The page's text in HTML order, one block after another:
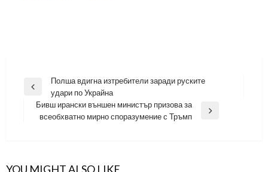
Навигация
Previous
Post
Полша вдигна изтребители заради руските
удари по Украйна
Next
Бивш ирански външен министър призова за
всеобхватно мирно споразумение с Тръмп
YOU MIGHT ALSO LIKE